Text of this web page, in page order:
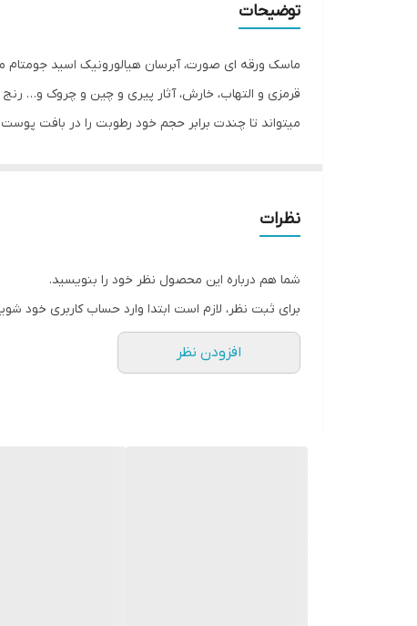
توضیحات
ماسک ورقه ای صورت، آبرسان هیالورونیک اسید
قرمزی و التهاب، خارش، آثار پیری و چین و چروک و…
میتواند تا چندت برابر حجم خود رطوبت را در بافت
نظرات
شما هم درباره این محصول نظر خود را بنویسید.
برای ثبت نظر، لازم است ابتدا وارد حساب کاربری خود
افزودن نظر